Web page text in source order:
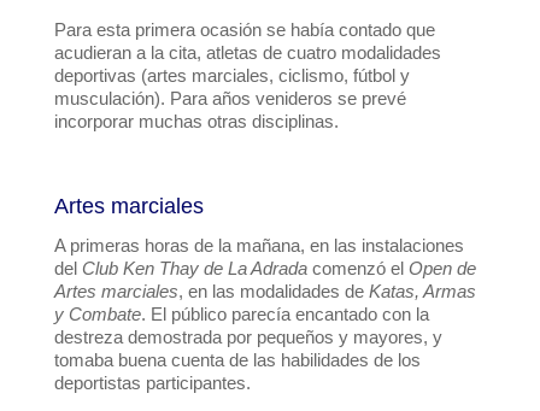
Para esta primera ocasión se había contado que
acudieran a la cita, atletas de cuatro modalidades
deportivas (artes marciales, ciclismo, fútbol y
musculación). Para años venideros se prevé
incorporar muchas otras disciplinas.
Artes marciales
A primeras horas de la mañana, en las instalaciones
del Club Ken Thay de La Adradacomenzó el Open de
Artes marciales, en las modalidades de Katas, Armas
y Combate. El público parecía encantado con la
destreza demostrada por pequeños y mayores, y
tomaba buena cuenta de las habilidades de los
deportistas participantes.